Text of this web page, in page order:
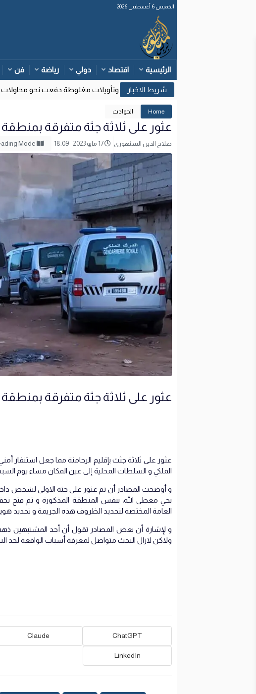
الخميس 6 أغسطس 2026
الرئيسية اقتصاد دولي رياضة فن
وزارة الداخلية: قرارات قضائية إسبانية وتأويلات مغلوطة دفعت نحو محاولات
Home الحوادث
عثور على ثلاثة جثة متفرقة
صلاح الدين السنهوري
عثور على ثلاثة جثة متفرقة
عثور على ثلاثة جثث بإقليم الرحامنة مما جعل استنفار
الملكي و السلطات المحلية إلى عين المكان مساء يوم السبت
و أوضحت المصادر أن تم عثور على جثة الاولى لشخص
بحي معطى الله، بنفس المنطقة المذكورة و تم فتح
العامة المختصة لتحديد الظروف هذه الجريمة و تحديد
و لإشارة أن بعض المصادر تقول أن أحد المشتبهين
ولاكن لازال البحث متواصل لمعرفة أسباب الواقعة لحد
ChatGPT
Claude
LinkedIn